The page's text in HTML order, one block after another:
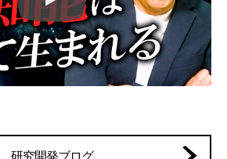
研究開発ブログ